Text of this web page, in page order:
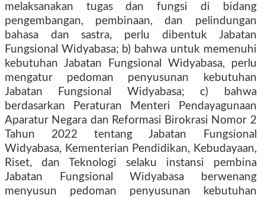
melaksanakan tugas dan fungsi di bidang
pengembangan, pembinaan, dan pelindungan
bahasa dan sastra, perlu dibentuk Jabatan
Fungsional Widyabasa; b) bahwa untuk memenuhi
kebutuhan Jabatan Fungsional Widyabasa, perlu
mengatur pedoman penyusunan kebutuhan
Jabatan Fungsional Widyabasa; c) bahwa
berdasarkan Peraturan Menteri Pendayagunaan
Aparatur Negara dan Reformasi Birokrasi Nomor 2
Tahun 2022 tentang Jabatan Fungsional
Widyabasa, Kementerian Pendidikan, Kebudayaan,
Riset, dan Teknologi selaku instansi pembina
Jabatan Fungsional Widyabasa berwenang
menyusun pedoman penyusunan kebutuhan